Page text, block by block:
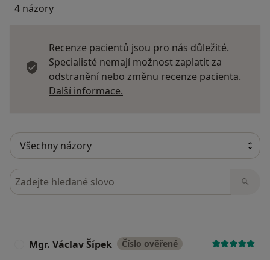
4 názory
Recenze pacientů jsou pro nás důležité.
Specialisté nemají možnost zaplatit za
odstranění nebo změnu recenze pacienta.
Další informace.
Hledejte v názorech
Mgr. Václav Šípek Číslo ověřené